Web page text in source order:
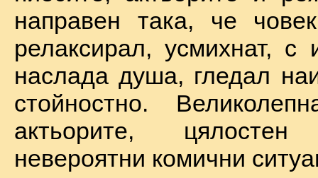
направен така, че
релаксирал, усмихнат, с
наслада душа, гледал
стойностно.
актьорите, цялостен
невероятни комични